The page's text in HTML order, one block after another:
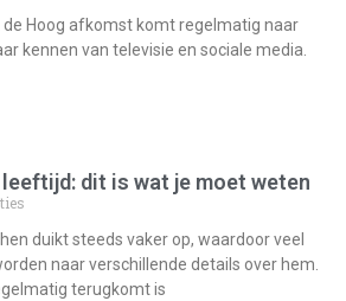
de Hoog afkomst komt regelmatig naar
kennen van televisie en sociale media.
dit is wat je moet weten
duikt steeds vaker op, waardoor veel
naar verschillende details over hem.
terugkomt is